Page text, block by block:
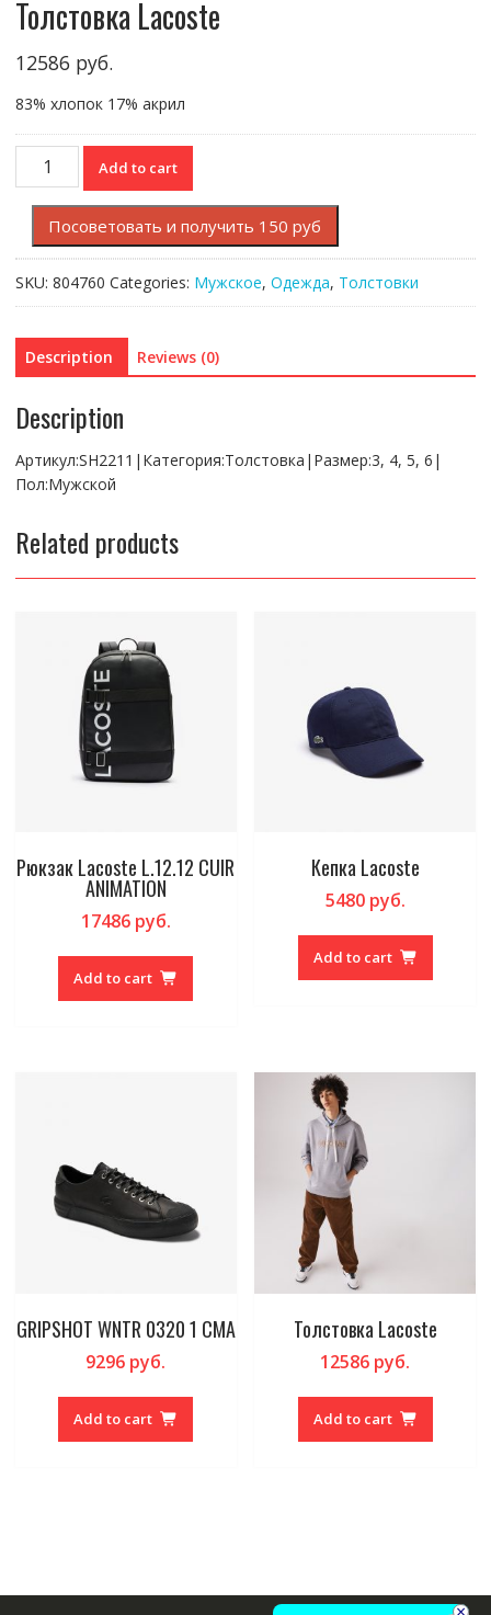
Толстовка Lacoste
12586 руб.
83% хлопок 17% акрил
Толстовка
Lacoste
quantity
Add to cart
Посоветовать и получить 150 руб
SKU: 804760 Categories: Мужское, Одежда, Толстовки
Description Reviews (0)
Description
Артикул:SH2211|Категория:Толстовка|Размер:3, 4, 5, 6|
Пол:Мужской
Related products
Рюкзак Lacoste L.12.12 CUIR
ANIMATION
17486руб.
Add to cart
Кепка Lacoste
5480руб.
Add to cart
GRIPSHOT WNTR 0320 1 CMA
9296 руб.
Add to cart
Толстовка Lacoste
12586 руб.
Add to cart